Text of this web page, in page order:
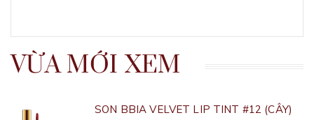
VỪA MỚI XEM
SON BBIA VELVET LIP TINT #12 (CÂY)